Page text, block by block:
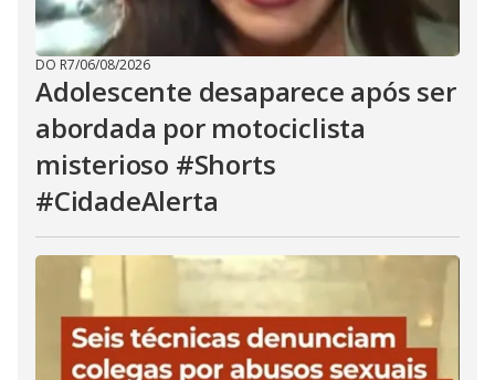
DO R7/06/08/2026
Adolescente desaparece após ser
abordada por motociclista
misterioso #Shorts
#CidadeAlerta